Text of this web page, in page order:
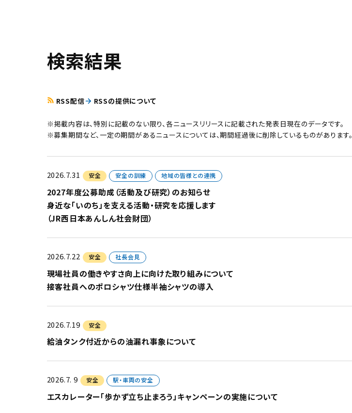
検索結果
RSS配信 RSSの提供について
※掲載内容は、特別に記載のない限り、各ニュースリリースに記載された発表日現在のデータです。
※募集期間など、一定の期間があるニュースについては、期間経過後に削除しているものがあります。
2026.7.31 安全 安全の訓練 地域の皆様との連携
2027年度公募助成（活動及び研究）のお知らせ
身近な「いのち」を支える活動・研究を応援します
（JR西日本あんしん社会財団）
2026.7.22 安全 社長会見
現場社員の働きやすさ向上に向けた取り組みについて
接客社員へのポロシャツ仕様半袖シャツの導入
2026.7.19 安全
給油タンク付近からの油漏れ事象について
2026.7. 9 安全 駅・車両の安全
エスカレーター「歩かず立ち止まろう」キャンペーンの実施について